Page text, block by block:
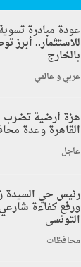
عودة مبادرة
للاستثمار.. أبرز
بالخارج
عربي و عالمي
هزة أرضية تضرب
القاهرة وعدة
عاجل
رئيس حي السيدة
ورفع كفاءة
التونسى
محافظات